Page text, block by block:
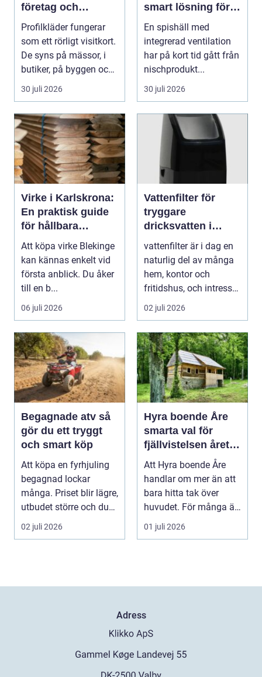
företag och
klubbar en starkare
identitet
Profilkläder fungerar
som ett rörligt visitkort.
De syns på mässor, i
butiker, på byggen och
längs v...
30 juli 2026
smart lösning för
moderna kök
En spishäll med
integrerad ventilation
har på kort tid gått från
nischprodukt...
30 juli 2026
Virke i Karlskrona:
En praktisk guide
för hållbara
byggprojekt
Att köpa virke Blekinge
kan kännas enkelt vid
första anblick. Du åker
till en b...
06 juli 2026
Vattenfilter för
tryggare
dricksvatten i
vardagen
vattenfilter är i dag en
naturlig del av många
hem, kontor och
fritidshus, och intresset
ökar för va...
02 juli 2026
Begagnade atv så
gör du ett tryggt
och smart köp
Att köpa en fyrhjuling
begagnad lockar
många. Priset blir lägre,
utbudet större och du
kan ofta få e...
02 juli 2026
Hyra boende Åre
smarta val för
fjällvistelsen året
runt
Att Hyra boende Åre
handlar om mer än att
bara hitta tak över
huvudet. För många är
boendet själva n...
01 juli 2026
Adress